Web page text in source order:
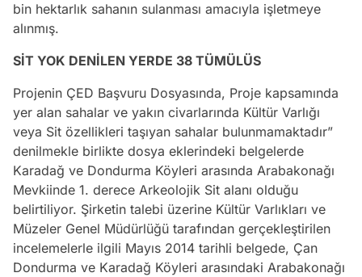
bin hektarlık sahanın sulanması amacıyla işletmeye
alınmış.
SİT YOK DENİLEN YERDE 38 TÜMÜLÜS
Projenin ÇED Başvuru Dosyasında, Proje kapsamında
yer alan sahalar ve yakın civarlarında Kültür Varlığı
veya Sit özellikleri taşıyan sahalar bulunmamaktadır”
denilmekle birlikte dosya eklerindeki belgelerde
Karadağ ve Dondurma Köyleri arasında Arabakonağı
Mevkiinde 1. derece Arkeolojik Sit alanı olduğu
belirtiliyor. Şirketin talebi üzerine Kültür Varlıkları ve
Müzeler Genel Müdürlüğü tarafından gerçekleştirilen
incelemelerle ilgili Mayıs 2014 tarihli belgede, Çan
Dondurma ve Karadağ Köyleri arasındaki Arabakonağı